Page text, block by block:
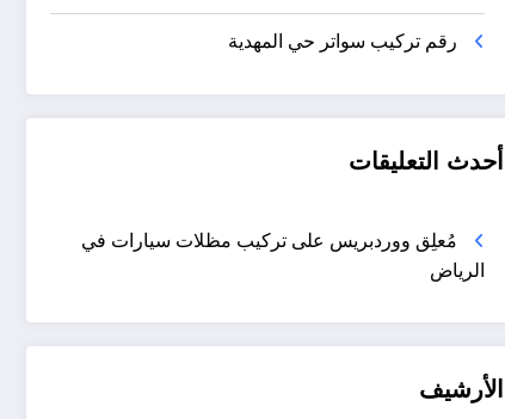
رقم تركيب سواتر حي المهدية
أحدث التعليقات
مُعلِق ووردبريس علىتركيب مظلات سيارات في
الرياض
الأرشيف